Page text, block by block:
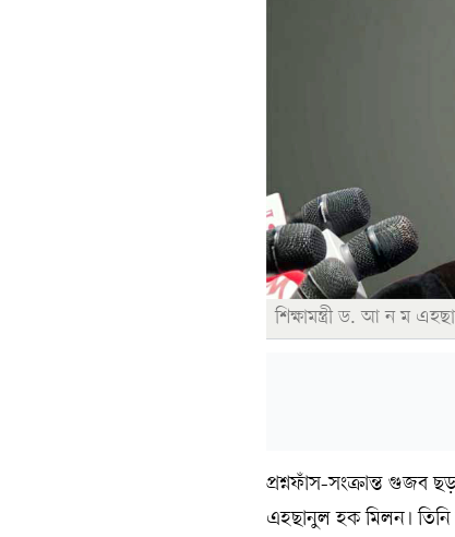
শিক্ষামন্ত্রী ড. আ ন ম
‎প্রশ্নফাঁস-সংক্রান্ত গুজব
এহছানুল হক মিলন। ‎তিনি